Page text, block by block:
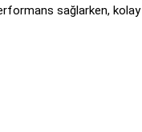
sağlarken, kolay